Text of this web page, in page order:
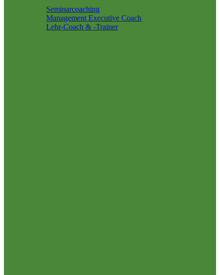
Seminarcoaching
Management Executive Coach
Lehr-Coach & -Trainer